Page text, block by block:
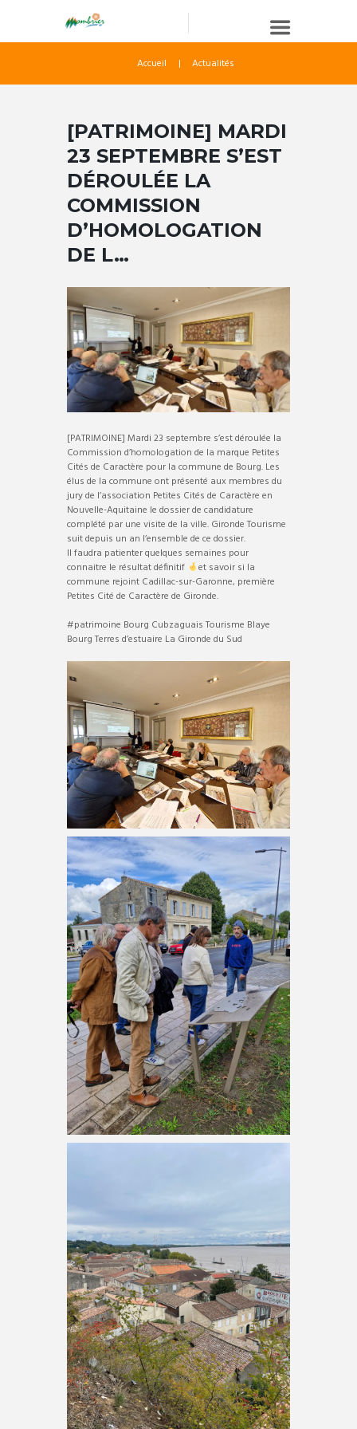
Accueil Actualités
[PATRIMOINE] MARDI
23 SEPTEMBRE S’EST
DÉROULÉE LA
COMMISSION
D’HOMOLOGATION
DE L…
[PATRIMOINE] Mardi 23 septembre s’est déroulée la
Commission d’homologation de la marque Petites
Cités de Caractère pour la commune de Bourg. Les
élus de la commune ont présenté aux membres du
jury de l’association Petites Cités de Caractère en
Nouvelle-Aquitaine le dossier de candidature
complété par une visite de la ville. Gironde Tourisme
suit depuis un an l’ensemble de ce dossier.
Il faudra patienter quelques semaines pour
connaitre le résultat définitif
et savoir si la
commune rejoint Cadillac-sur-Garonne, première
Petites Cité de Caractère de Gironde.
#patrimoine Bourg Cubzaguais Tourisme Blaye
Bourg Terres d’estuaire La Gironde du Sud